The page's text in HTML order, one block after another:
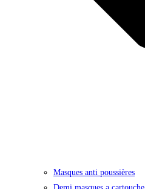
Masques anti poussières